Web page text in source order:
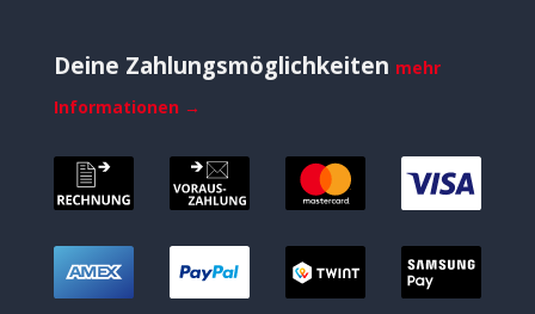
Deine Zahlungsmöglichkeiten mehr
Informationen →